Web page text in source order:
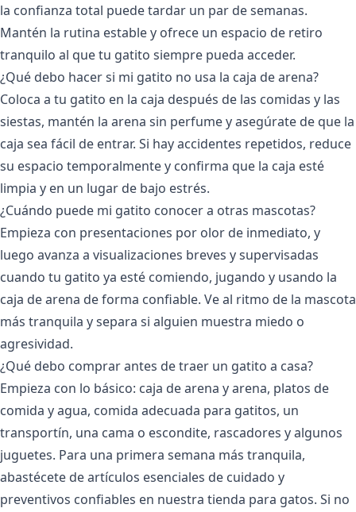
la confianza total puede tardar un par de semanas.
Mantén la rutina estable y ofrece un espacio de retiro
tranquilo al que tu gatito siempre pueda acceder.
¿Qué debo hacer si mi gatito no usa la caja de arena?
Coloca a tu gatito en la caja después de las comidas y las
siestas, mantén la arena sin perfume y asegúrate de que la
caja sea fácil de entrar. Si hay accidentes repetidos, reduce
su espacio temporalmente y confirma que la caja esté
limpia y en un lugar de bajo estrés.
¿Cuándo puede mi gatito conocer a otras mascotas?
Empieza con presentaciones por olor de inmediato, y
luego avanza a visualizaciones breves y supervisadas
cuando tu gatito ya esté comiendo, jugando y usando la
caja de arena de forma confiable. Ve al ritmo de la mascota
más tranquila y separa si alguien muestra miedo o
agresividad.
¿Qué debo comprar antes de traer un gatito a casa?
Empieza con lo básico: caja de arena y arena, platos de
comida y agua, comida adecuada para gatitos, un
transportín, una cama o escondite, rascadores y algunos
juguetes. Para una primera semana más tranquila,
abastécete de artículos esenciales de cuidado y
preventivos confiables en nuestra tienda para gatos. Si no